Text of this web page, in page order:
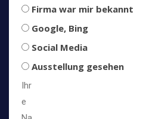
Firma war mir bekannt
Google, Bing
Social Media
Ausstellung gesehen